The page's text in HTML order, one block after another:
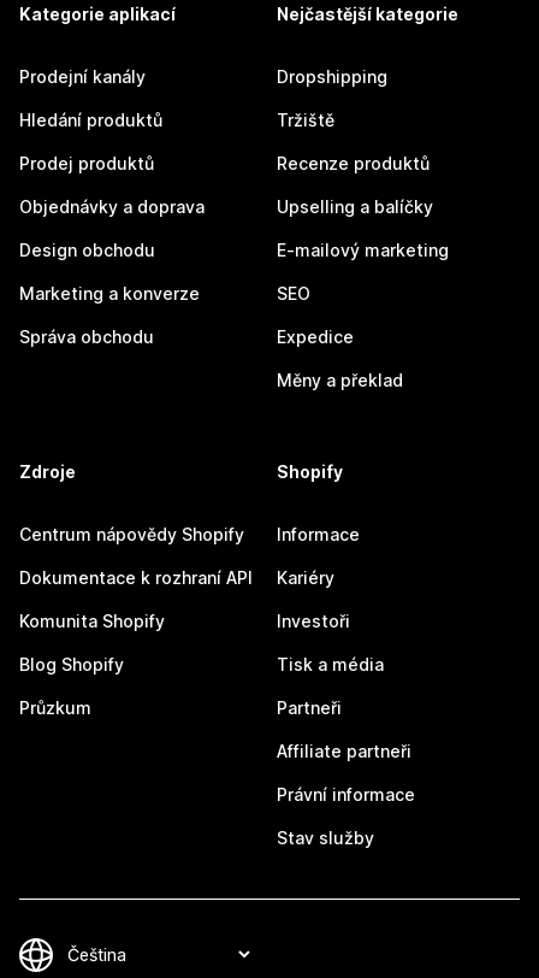
Kategorie aplikací
Prodejní kanály
Hledání produktů
Prodej produktů
Objednávky a doprava
Design obchodu
Marketing a konverze
Správa obchodu
Nejčastější kategorie
Dropshipping
Tržiště
Recenze produktů
Upselling a balíčky
E-mailový marketing
SEO
Expedice
Měny a překlad
Zdroje
Centrum nápovědy Shopify
Dokumentace k rozhraní API
Komunita Shopify
Blog Shopify
Průzkum
Shopify
Informace
Kariéry
Investoři
Tisk a média
Partneři
Affiliate partneři
Právní informace
Stav služby